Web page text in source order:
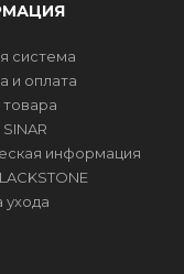
система
и оплата
товара
информация
ухода